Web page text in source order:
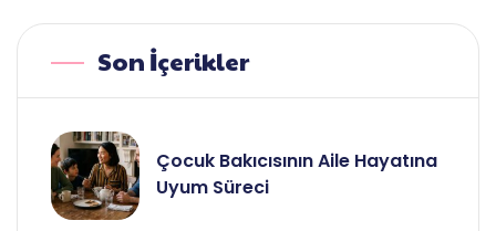
Son İçerikler
Çocuk Bakıcısının Aile Hayatına
Uyum Süreci